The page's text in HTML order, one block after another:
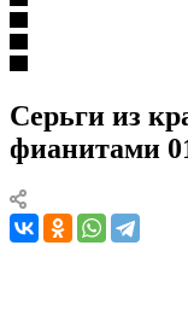
Серьги из
фианитами